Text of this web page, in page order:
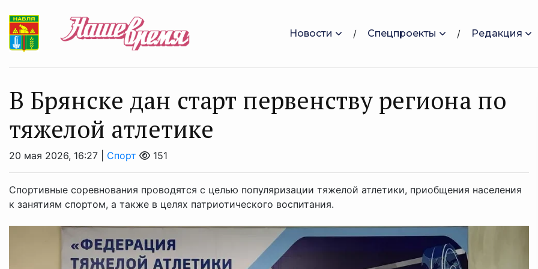
Новости Спецпроекты Редакция
В Брянске дан старт первенству региона по
тяжелой атлетике
20 мая 2026, 16:27 | Спорт 151
Спортивные соревнования проводятся с целью популяризации тяжелой атлетики, приобщения населения
к занятиям спортом, а также в целях патриотического воспитания.